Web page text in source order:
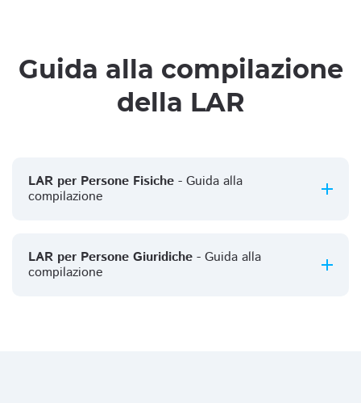
Guida alla compilazione
della LAR
LAR per Persone Fisiche - Guida alla
compilazione
LAR per Persone Giuridiche - Guida alla
compilazione